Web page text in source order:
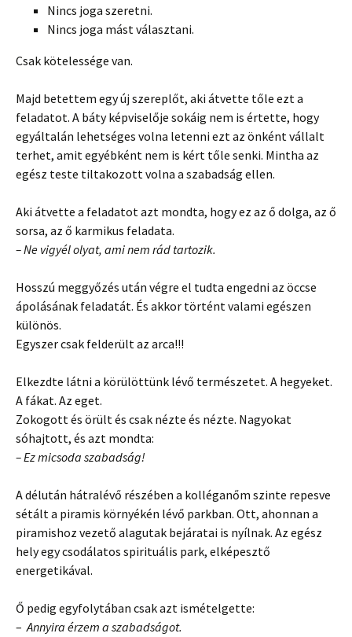
Nincs joga szeretni.
Nincs joga mást választani.
Csak kötelessége van.
Majd betettem egy új szereplőt, aki átvette tőle ezt a
feladatot. A báty képviselője sokáig nem is értette, hogy
egyáltalán lehetséges volna letenni ezt az önként vállalt
terhet, amit egyébként nem is kért tőle senki. Mintha az
egész teste tiltakozott volna a szabadság ellen.
Aki átvette a feladatot azt mondta, hogy ez az ő dolga, az ő
sorsa, az ő karmikus feladata.
– Ne vigyél olyat, ami nem rád tartozik.
Hosszú meggyőzés után végre el tudta engedni az öccse
ápolásának feladatát. És akkor történt valami egészen
különös.
Egyszer csak felderült az arca!!!
Elkezdte látni a körülöttünk lévő természetet. A hegyeket.
A fákat. Az eget.
Zokogott és örült és csak nézte és nézte. Nagyokat
sóhajtott, és azt mondta:
– Ez micsoda szabadság!
A délután hátralévő részében a kolléganőm szinte repesve
sétált a piramis környékén lévő parkban. Ott, ahonnan a
piramishoz vezető alagutak bejáratai is nyílnak. Az egész
hely egy csodálatos spirituális park, elképesztő
energetikával.
Ő pedig egyfolytában csak azt ismételgette:
–Annyira érzem a szabadságot.